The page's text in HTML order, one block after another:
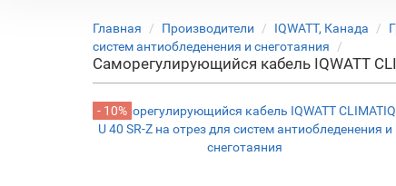
Главная Производители IQWATT, Канада
систем антиобледенения и снеготаяния
Саморегулирующийся кабель IQWATT
- 10%